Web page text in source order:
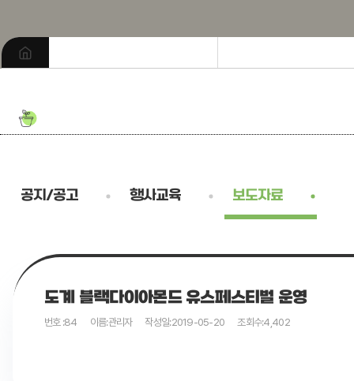
공지/공고 행사교육 보도자료
도계 블랙다이아몬드 유스페스티벌 운영
번호 :84 이름:관리자 작성일:2019-05-20 조회수:4,402